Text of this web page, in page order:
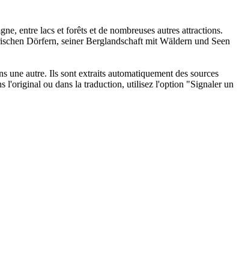
entre lacs et forêts et de nombreuses autres attractions.
Dörfern, seiner Berglandschaft mit Wäldern und Seen
une autre. Ils sont extraits automatiquement des sources
l'original ou dans la traduction, utilisez l'option "Signaler un